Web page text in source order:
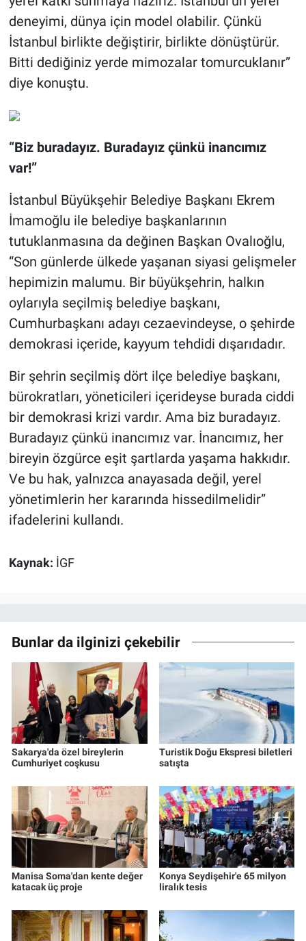
deneyimi, dünya için model olabilir. Çünkü
İstanbul birlikte değiştirir, birlikte dönüştürür.
Bitti dediğiniz yerde mimozalar tomurcuklanır”
diye konuştu.
“Biz buradayız. Buradayız çünkü inancımız
var!”
İstanbul Büyükşehir Belediye Başkanı Ekrem
İmamoğlu ile belediye başkanlarının
tutuklanmasına da değinen Başkan Ovalıoğlu,
“Son günlerde ülkede yaşanan siyasi gelişmeler
hepimizin malumu. Bir büyükşehrin, halkın
oylarıyla seçilmiş belediye başkanı,
Cumhurbaşkanı adayı cezaevindeyse, o şehirde
demokrasi içeride, kayyum tehdidi dışarıdadır.
Bir şehrin seçilmiş dört ilçe belediye başkanı,
bürokratları, yöneticileri içerideyse burada ciddi
bir demokrasi krizi vardır. Ama biz buradayız.
Buradayız çünkü inancımız var. İnancımız, her
bireyin özgürce eşit şartlarda yaşama hakkıdır.
Ve bu hak, yalnızca anayasada değil, yerel
yönetimlerin her kararında hissedilmelidir”
ifadelerini kullandı.
Kaynak: İGF
Bunlar da ilginizi çekebilir
Sakarya'da özel bireylerin
Cumhuriyet coşkusu
Turistik Doğu Ekspresi biletleri
satışta
Manisa Soma'dan kente değer
katacak üç proje
Konya Seydişehir'e 65 milyon
liralık tesis